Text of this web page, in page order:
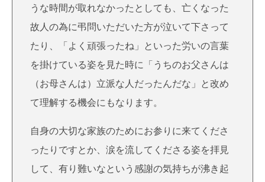
うな時間が取れなかったとしても、亡くなった
故人の為に弔問いただいた方が泣いて下さって
たり、「よく頑張ったね」といった労いの言葉
を掛けている姿を見た時に「うちのお父さんは
（お母さんは）立派な人だったんだな」と改め
て理解する機会にもなります。
自身の大切な家族のためにお参りに来てくださ
ったりですとか、涙を流してくださる姿を拝見
して、有り難いなという感謝の気持ちが沸き起